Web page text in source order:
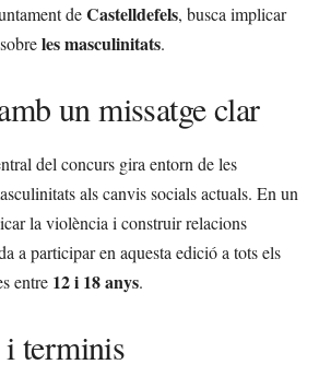
deCastelldefels, busca implicar
les masculinitats.
un missatge clar
del concurs gira entorn de les
als canvis socials actuals. En un
la violència i construir relacions
a participar en aquesta edició a tots els
entre 12 i 18 anys.
terminis